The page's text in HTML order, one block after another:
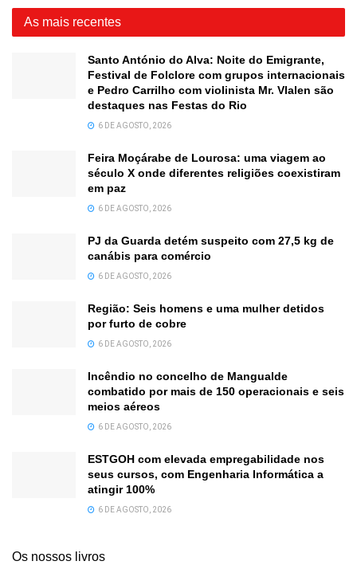
As mais recentes
Santo António do Alva: Noite do Emigrante,
Festival de Folclore com grupos internacionais
e Pedro Carrilho com violinista Mr. Vlalen são
destaques nas Festas do Rio
6 DE AGOSTO, 2026
Feira Moçárabe de Lourosa: uma viagem ao
século X onde diferentes religiões coexistiram
em paz
6 DE AGOSTO, 2026
PJ da Guarda detém suspeito com 27,5 kg de
canábis para comércio
6 DE AGOSTO, 2026
Região: Seis homens e uma mulher detidos
por furto de cobre
6 DE AGOSTO, 2026
Incêndio no concelho de Mangualde
combatido por mais de 150 operacionais e seis
meios aéreos
6 DE AGOSTO, 2026
ESTGOH com elevada empregabilidade nos
seus cursos, com Engenharia Informática a
atingir 100%
6 DE AGOSTO, 2026
Os nossos livros